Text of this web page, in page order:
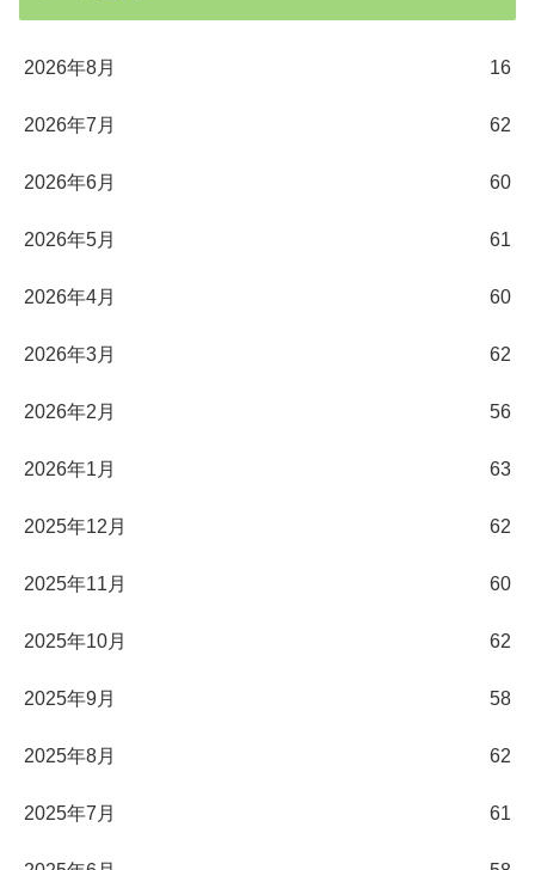
2026年8月 16
2026年7月 62
2026年6月 60
2026年5月 61
2026年4月 60
2026年3月 62
2026年2月 56
2026年1月 63
2025年12月 62
2025年11月 60
2025年10月 62
2025年9月 58
2025年8月 62
2025年7月 61